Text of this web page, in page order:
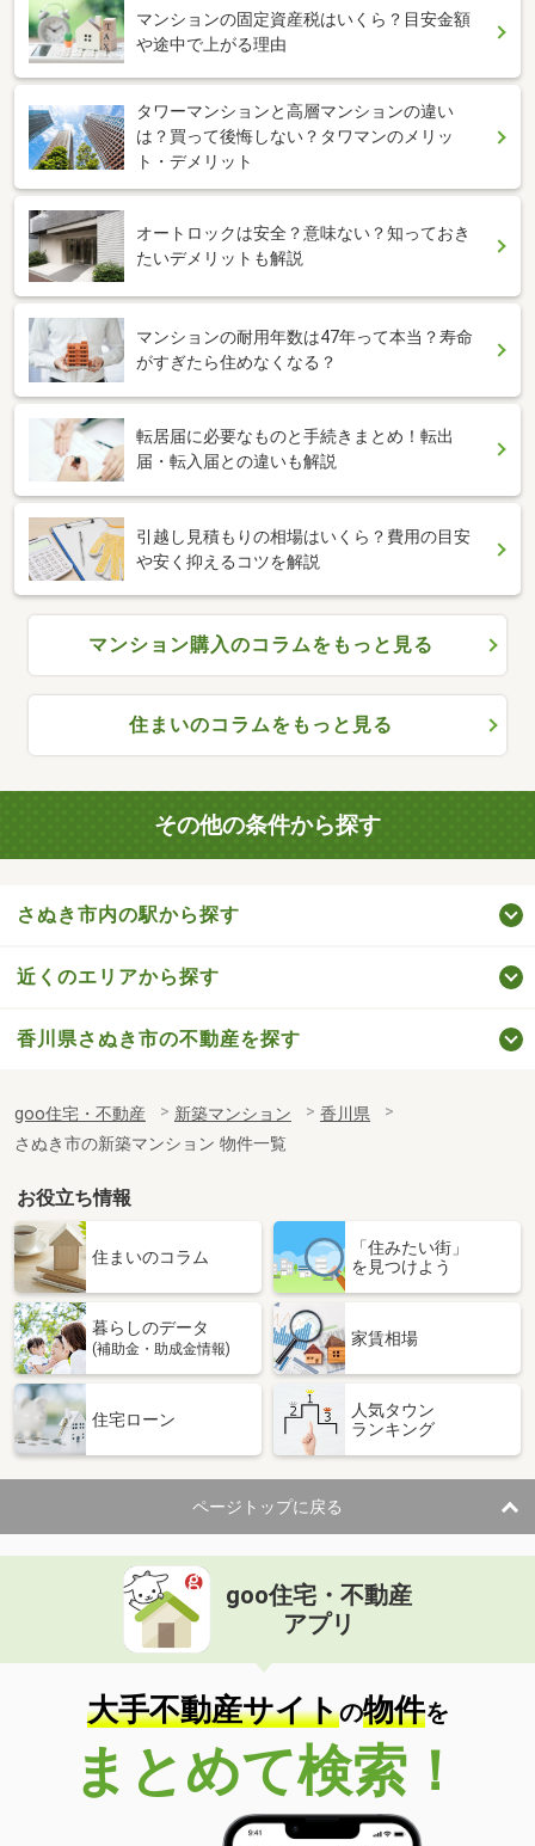
マンションの固定資産税はいくら？目安金額
や途中で上がる理由
タワーマンションと高層マンションの違い
は？買って後悔しない？タワマンのメリッ
ト・デメリット
オートロックは安全？意味ない？知っておき
たいデメリットも解説
マンションの耐用年数は47年って本当？寿命
がすぎたら住めなくなる？
転居届に必要なものと手続きまとめ！転出
届・転入届との違いも解説
引越し見積もりの相場はいくら？費用の目安
や安く抑えるコツを解説
マンション購入のコラムをもっと見る
住まいのコラムをもっと見る
その他の条件から探す
さぬき市内の駅から探す
近くのエリアから探す
香川県さぬき市の不動産を探す
goo住宅・不動産 新築マンション
香川県
さぬき市の新築マンション 物件一覧
お役立ち情報
住まいのコラム
「住みたい街」
を見つけよう
暮らしのデータ
(補助金・助成金情報)
家賃相場
住宅ローン
人気タウン
ランキング
ページトップに戻る
goo住宅・不動産
アプリ
大手不動産サイトの物件を
まとめて検索！